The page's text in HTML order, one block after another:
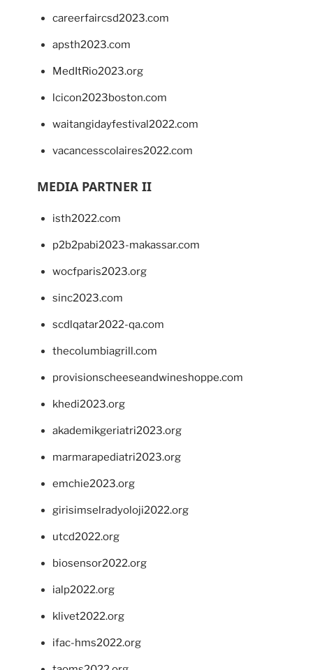
careerfaircsd2023.com
apsth2023.com
MedItRio2023.org
lcicon2023boston.com
waitangidayfestival2022.com
vacancesscolaires2022.com
MEDIA PARTNER II
isth2022.com
p2b2pabi2023-makassar.com
wocfparis2023.org
sinc2023.com
scdlqatar2022-qa.com
thecolumbiagrill.com
provisionscheeseandwineshoppe.com
khedi2023.org
akademikgeriatri2023.org
marmarapediatri2023.org
emchie2023.org
girisimselradyoloji2022.org
utcd2022.org
biosensor2022.org
ialp2022.org
klivet2022.org
ifac-hms2022.org